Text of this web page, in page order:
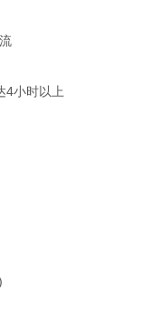
4小时以上